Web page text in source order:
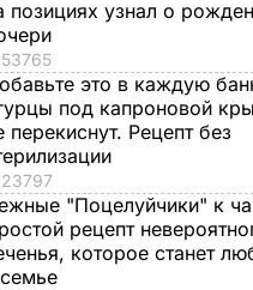
рецепт
позициях узнал о
53765
это в каждую
под капроновой
перекиснут. Рецепт без
23797
"Поцелуйчики" к
рецепт
которое станет